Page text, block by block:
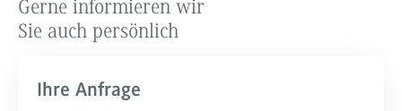
Gerne informieren wir
Sie auch persönlich
Ihre Anfrage